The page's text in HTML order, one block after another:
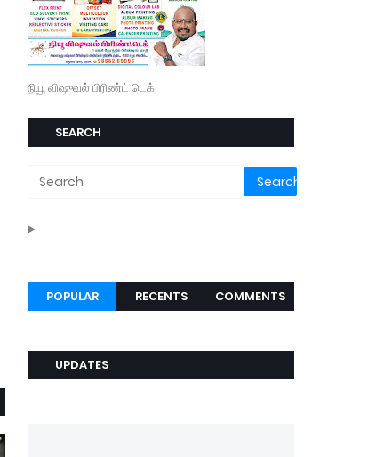
நியூ விஷுவல் பிரிண்ட் டெக்
SEARCH
POPULAR RECENTS COMMENTS
UPDATES